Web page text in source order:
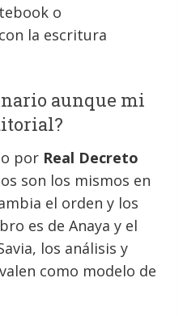
o
la escritura
aunque mi
por Real Decreto
son los mismos en
el orden y los
es de Anaya y el
los análisis y
como modelo de